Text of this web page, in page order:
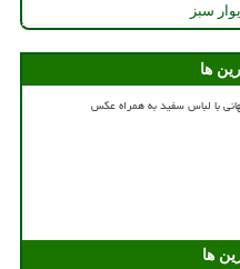
سبز
ها
با لباس سفید به همراه عکس
ها